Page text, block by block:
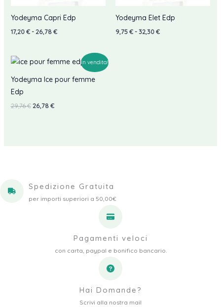
Yodeyma Capri Edp
17,20€ - 26,78€Fascia
17,20 €
26,78 €
Yodeyma Elet Edp
9,75€-32,30€Fascia
In vendita!
Yodeyma Ice pour femme
Edp
29,76€ Il
26,78€Il
Spedizione Gratuita
per importi superiori a 50,00€
Pagamenti veloci
con carta, paypal e bonifico bancario.
Hai Domande?
Scrivi alla nostra mail